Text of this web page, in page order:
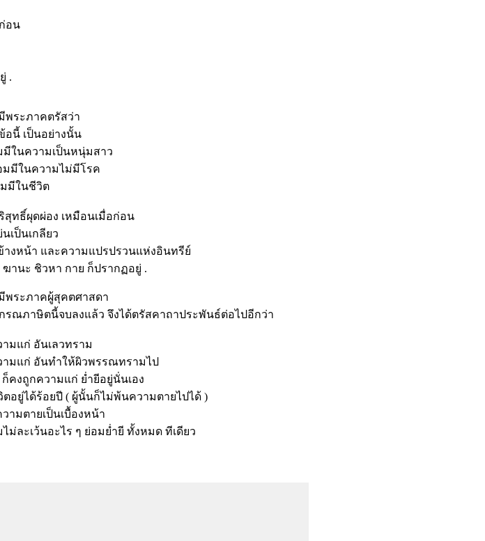
อน
.
พระภาคตรัสว่า
อนี้ เป็นอย่างนั้น
มีในความเป็นหนุ่มสาว
มมีในความไม่มีโรค
มีในชีวิต
ทธิ์ผุดผ่อง เหมือนเมื่อก่อน
เป็นเกลียว
างหน้า และความแปรปรวนแห่งอินทรีย์
านะ ชิวหา กาย ก็ปรากฏอยู่ .
พระภาคผู้สุคตศาสดา
รณภาษิตนี้จบลงแล้ว จึงได้ตรัสคาถาประพันธ์ต่อไปอีกว่า
มแก่ อันเลวทราม
ามแก่ อันทำให้ผิวพรรณทรามไป
คงถูกความแก่ ย่ำยีอยู่นั่นเอง
อยู่ได้ร้อยปี ( ผู้นั้นก็ไม่พ้นความตายไปได้ )
ามตายเป็นเบื้องหน้า
ม่ละเว้นอะไร ๆ ย่อมย่ำยี ทั้งหมด ทีเดียว